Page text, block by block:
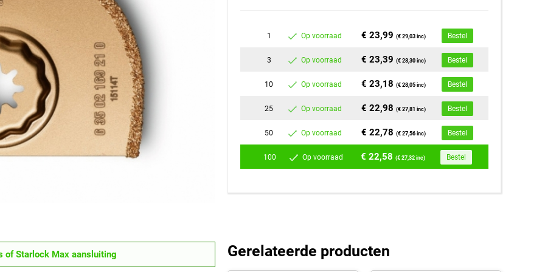
1 Op voorraad € 23,99(€ 29,03 inc) Bestel
3 Op voorraad € 23,39(€ 28,30 inc) Bestel
10 Op voorraad € 23,18(€ 28,05 inc) Bestel
25 Op voorraad € 22,98(€ 27,81 inc) Bestel
50 Op voorraad € 22,78(€ 27,56 inc) Bestel
100 Op voorraad € 22,58(€ 27,32 inc) Bestel
of Starlock Max aansluiting Gerelateerde producten